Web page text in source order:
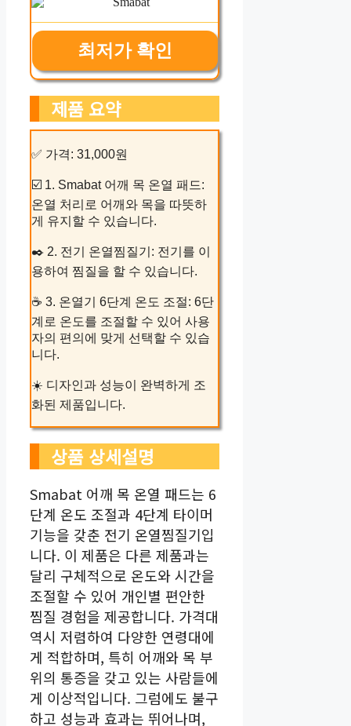
최저가 확인
제품 요약
✅ 가격: 31,000원
☑️ 1. Smabat 어깨 목 온열 패드:
온열 처리로 어깨와 목을 따뜻하
게 유지할 수 있습니다.
✒️ 2. 전기 온열찜질기: 전기를 이
용하여 찜질을 할 수 있습니다.
☕ 3. 온열기 6단계 온도 조절: 6단
계로 온도를 조절할 수 있어 사용
자의 편의에 맞게 선택할 수 있습
니다.
☀️ 디자인과 성능이 완벽하게 조
화된 제품입니다.
상품 상세설명
Smabat 어깨 목 온열 패드는 6
단계 온도 조절과 4단계 타이머
기능을 갖춘 전기 온열찜질기입
니다. 이 제품은 다른 제품과는
달리 구체적으로 온도와 시간을
조절할 수 있어 개인별 편안한
찜질 경험을 제공합니다. 가격대
역시 저렴하여 다양한 연령대에
게 적합하며, 특히 어깨와 목 부
위의 통증을 갖고 있는 사람들에
게 이상적입니다. 그럼에도 불구
하고 성능과 효과는 뛰어나며,